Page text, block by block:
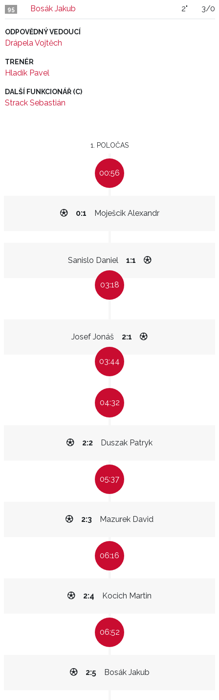
95 Bosák Jakub 2" 3/0
ODPOVĚDNÝ VEDOUCÍ
Drápela Vojtěch
TRENÉR
Hladík Pavel
DALŠÍ FUNKCIONÁŘ (C)
Strack Sebastián
1. POLOČAS
00:56
Moješcik Alexandr
0:1
Sanislo Daniel 1:1
03:18
Josef Jonáš 2:1
03:44
04:32
Duszak Patryk
2:2
05:37
Mazurek David
2:3
06:16
Kocich Martin
2:4
06:52
Bosák Jakub
2:5